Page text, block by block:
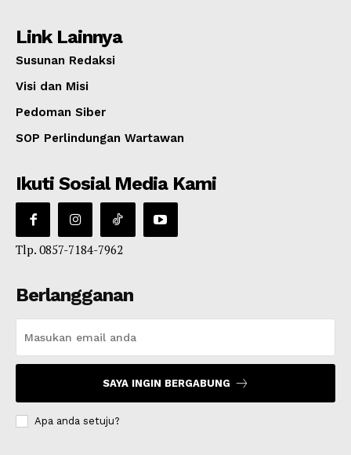
Link Lainnya
Susunan Redaksi
Visi dan Misi
Pedoman Siber
SOP Perlindungan Wartawan
Ikuti Sosial Media Kami
Tlp. 0857-7184-7962
Berlangganan
SAYA INGIN BERGABUNG
Apa anda setuju?